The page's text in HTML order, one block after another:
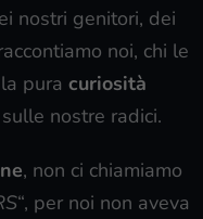
nostri genitori, dei
noi, chi le
pura curiosità
nostre radici.
, non ci chiamiamo
“, per noi non aveva